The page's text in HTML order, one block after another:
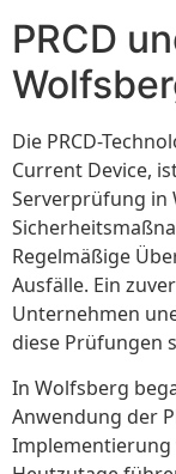
PRCD
Die PRCD-
Current Device,
Serverprüfung in
Regelmäßige
Ausfälle. Ein
Unternehmen
diese Prüfungen
In Wolfsberg
Anwendung der
Implementierung